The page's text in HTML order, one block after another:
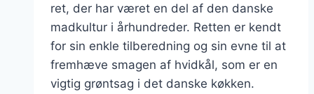
ret, der har været en del af den danske
madkultur i århundreder. Retten er kendt
for sin enkle tilberedning og sin evne til at
fremhæve smagen af hvidkål, som er en
vigtig grøntsag i det danske køkken.